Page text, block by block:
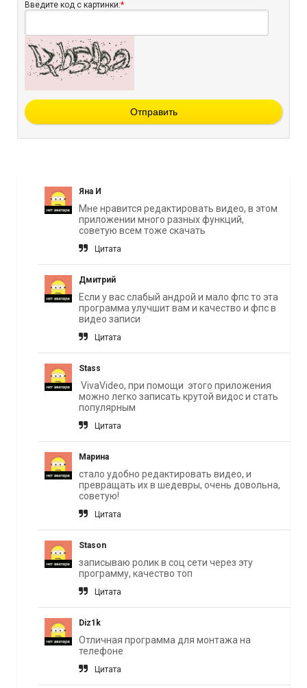
Введите код с картинки:*
Отправить
Яна И
Мне нравится редактировать видео, в этом
приложении много разных функций,
советую всем тоже скачать
Цитата
Дмитрий
Если у вас слабый андрой и мало фпс то эта
программа улучшит вам и качество и фпс в
видео записи
Цитата
Stass
VivaVideo, при помощи этого приложения
можно легко записать крутой видос и стать
популярным
Цитата
Марина
стало удобно редактировать видео, и
превращать их в шедевры, очень довольна,
советую!
Цитата
Stason
записываю ролик в соц сети через эту
программу, качество топ
Цитата
Diz1k
Отличная программа для монтажа на
телефоне
Цитата